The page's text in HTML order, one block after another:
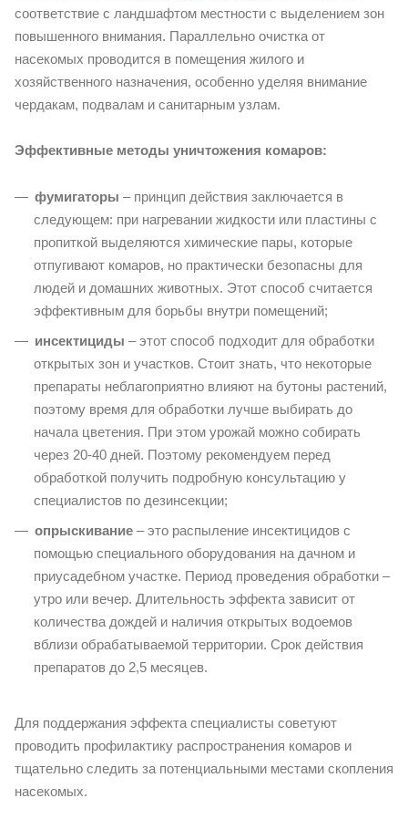
соответствие с ландшафтом местности с выделением зон
повышенного внимания. Параллельно очистка от
насекомых проводится в помещения жилого и
хозяйственного назначения, особенно уделяя внимание
чердакам, подвалам и санитарным узлам.
Эффективные методы уничтожения комаров:
фумигаторы – принцип действия заключается в
следующем: при нагревании жидкости или пластины с
пропиткой выделяются химические пары, которые
отпугивают комаров, но практически безопасны для
людей и домашних животных. Этот способ считается
эффективным для борьбы внутри помещений;
инсектициды – этот способ подходит для обработки
открытых зон и участков. Стоит знать, что некоторые
препараты неблагоприятно влияют на бутоны растений,
поэтому время для обработки лучше выбирать до
начала цветения. При этом урожай можно собирать
через 20-40 дней. Поэтому рекомендуем перед
обработкой получить подробную консультацию у
специалистов по дезинсекции;
опрыскивание – это распыление инсектицидов с
помощью специального оборудования на дачном и
приусадебном участке. Период проведения обработки –
утро или вечер. Длительность эффекта зависит от
количества дождей и наличия открытых водоемов
вблизи обрабатываемой территории. Срок действия
препаратов до 2,5 месяцев.
Для поддержания эффекта специалисты советуют
проводить профилактику распространения комаров и
тщательно следить за потенциальными местами скопления
насекомых.